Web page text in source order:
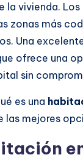
la vivienda.
zonas más
Una
ofrece una
sin
es una
mejores